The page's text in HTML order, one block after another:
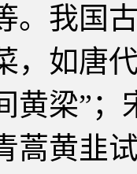
。我国
，如唐
黄梁”；
蒿黄韭